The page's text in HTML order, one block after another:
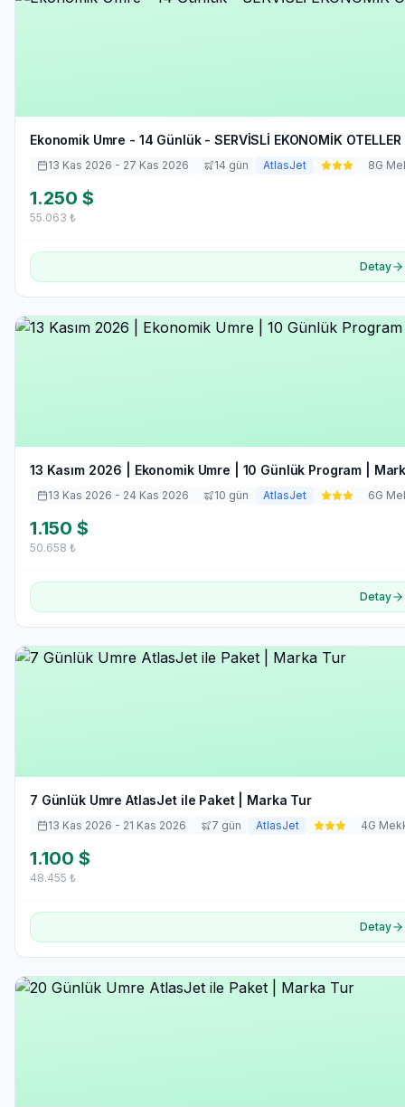
Ekonomik Umre - 14 Günlük - SERVİSLİ EKONOMİK
13 Kas 2026 - 27 Kas 2026 14 gün AtlasJet 8G
1.250 $
55.063 ₺
Detay
13 Kasım 2026 | Ekonomik Umre | 10 Günlük Program |
13 Kas 2026 - 24 Kas 2026 10 gün AtlasJet 6G
1.150 $
50.658 ₺
Detay
7 Günlük Umre AtlasJet ile Paket | Marka Tur
13 Kas 2026 - 21 Kas 2026 7 gün AtlasJet 4G
1.100 $
48.455 ₺
Detay